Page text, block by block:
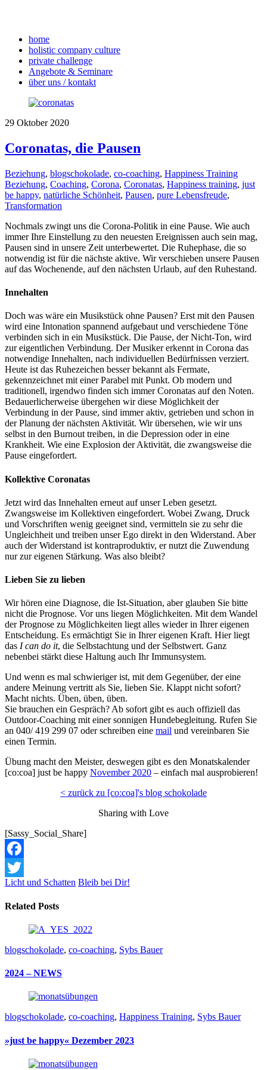
home
holistic company culture
private challenge
Angebote & Seminare
über uns / kontakt
29 Oktober 2020
Coronatas, die Pausen
Beziehung, blogschokolade, co-coaching, Happiness Training
Beziehung, Coaching, Corona, Coronatas, Happiness training, just
be happy, natürliche Schönheit, Pausen, pure Lebensfreude,
Transformation
Nochmals zwingt uns die Corona-Politik in eine Pause. Wie auch
immer Ihre Einstellung zu den neuesten Ereignissen auch sein mag,
Pausen sind in unsere Zeit unterbewertet. Die Ruhephase, die so
notwendig ist für die nächste aktive. Wir verschieben unsere Pausen
auf das Wochenende, auf den nächsten Urlaub, auf den Ruhestand.
Innehalten
Doch was wäre ein Musikstück ohne Pausen? Erst mit den Pausen
wird eine Intonation spannend aufgebaut und verschiedene Töne
verbinden sich in ein Musikstück. Die Pause, der Nicht-Ton, wird
zur eigentlichen Verbindung. Der Musiker erkennt in Corona das
notwendige Innehalten, nach individuellen Bedürfnissen verziert.
Heute ist das Ruhezeichen besser bekannt als Fermate,
gekennzeichnet mit einer Parabel mit Punkt. Ob modern und
traditionell, irgendwo finden sich immer Coronatas auf den Noten.
Bedauerlicherweise übergehen wir diese Möglichkeit der
Verbindung in der Pause, sind immer aktiv, getrieben und schon in
der Planung der nächsten Aktivität. Wir übersehen, wie wir uns
selbst in den Burnout treiben, in die Depression oder in eine
Krankheit. Wie eine Explosion der Aktivität, die zwangsweise die
Pause eingefordert.
Kollektive Coronatas
Jetzt wird das Innehalten erneut auf unser Leben gesetzt.
Zwangsweise im Kollektiven eingefordert. Wobei Zwang, Druck
und Vorschriften wenig geeignet sind, vermitteln sie zu sehr die
Ungleichheit und treiben unser Ego direkt in den Widerstand. Aber
auch der Widerstand ist kontraproduktiv, er nutzt die Zuwendung
nur zur eigenen Stärkung. Was also bleibt?
Lieben Sie zu lieben
Wir hören eine Diagnose, die Ist-Situation, aber glauben Sie bitte
nicht die Prognose. Vor uns liegen Möglichkeiten. Mit dem Wandel
der Prognose zu Möglichkeiten liegt alles wieder in Ihrer eigenen
Entscheidung. Es ermächtigt Sie in Ihrer eigenen Kraft. Hier liegt
das I can do it, die Selbstachtung und der Selbstwert. Ganz
nebenbei stärkt diese Haltung auch Ihr Immunsystem.
Und wenn es mal schwieriger ist, mit dem Gegenüber, der eine
andere Meinung vertritt als Sie, lieben Sie. Klappt nicht sofort?
Macht nichts. Üben, üben, üben.
Sie brauchen ein Gespräch? Ab sofort gibt es auch offiziell das
Outdoor-Coaching mit einer sonnigen Hundebegleitung. Rufen Sie
an 040/ 419 299 07 oder schreiben eine mail und vereinbaren Sie
einen Termin.
Übung macht den Meister, deswegen gibt es den Monatskalender
[co:coa] just be happy November 2020 – einfach mal ausprobieren!
< zurück zu [co:coa]'s blog schokolade
Sharing with Love
[Sassy_Social_Share]
Facebook
Twitter
Licht und Schatten Bleib bei Dir!
Related Posts
blogschokolade, co-coaching, Sybs Bauer
2024 – NEWS
blogschokolade, co-coaching, Happiness Training, Sybs Bauer
»just be happy« Dezember 2023